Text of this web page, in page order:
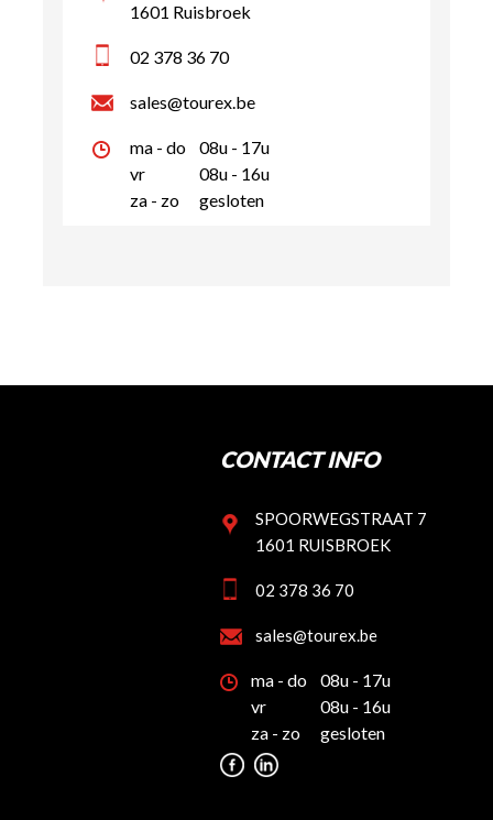
1601 Ruisbroek
02 378 36 70
sales@tourex.be
ma - do
08u - 17u
vr
08u - 16u
za - zo
gesloten
CONTACT INFO
SPOORWEGSTRAAT 7
1601 RUISBROEK
02 378 36 70
sales@tourex.be
ma - do
08u - 17u
vr
08u - 16u
za - zo
gesloten